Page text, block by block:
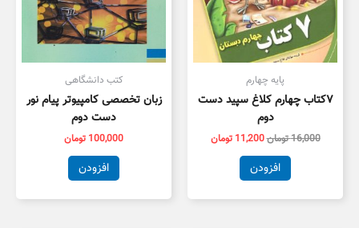
پایه چهارم
۷کتاب چهارم کلاغ سپید دست
دوم
16,000تومان11,200 تومان
افزودن
کتب دانشگاهی
زبان تخصصی کامپیوتر پیام نور
دست دوم
100,000 تومان
افزودن